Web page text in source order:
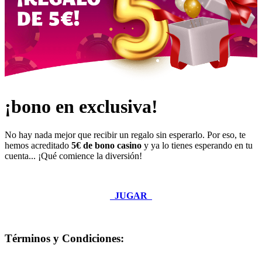
¡bono en exclusiva!
No hay nada mejor que recibir un regalo sin esperarlo. Por eso, te
hemos acreditado 5€ de bono casino y ya lo tienes esperando en tu
cuenta... ¡Qué comience la diversión!
JUGAR
Términos y Condiciones: